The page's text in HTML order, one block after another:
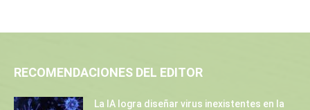
RECOMENDACIONES DEL EDITOR
La IA logra diseñar virus inexistentes en la